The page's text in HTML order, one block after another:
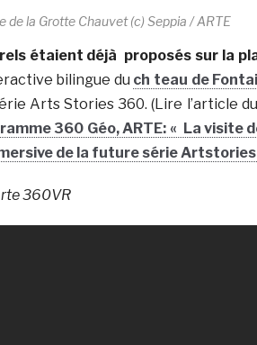
de la Grotte Chauvet (c) Seppia / ARTE
étaient déjà proposés sur la
bilingue du ch teau de
Arts Stories 360. (Lire l’article
360 Géo, ARTE: « La visite
de la future série
360VR